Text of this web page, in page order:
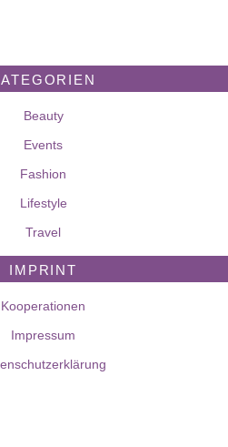
Beauty
Events
Fashion
Lifestyle
Travel
IMPRINT
Kooperationen
Impressum